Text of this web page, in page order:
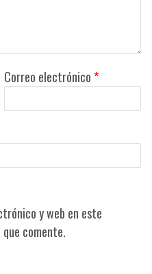
Correo electrónico *
y web en este
comente.